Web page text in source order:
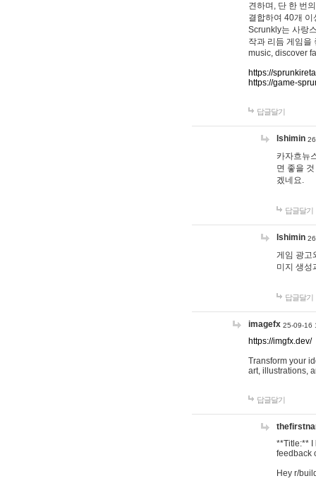
견하며, 단 한 번
결합하여 40개
Scrunkly는 사랑
작과 리듬 게임을
music, discover
https://
https://game-
답글달기
lshimin
카자흐뉴
면 좋을
겠네요.
답글달기
lshimin
게임 광고
미지 생성
답글달기
imagefx 25-09-16
https://imgfx.dev/
Transform your
art, illustrations,
답글달기
**Title:** I
feedback
Hey r/